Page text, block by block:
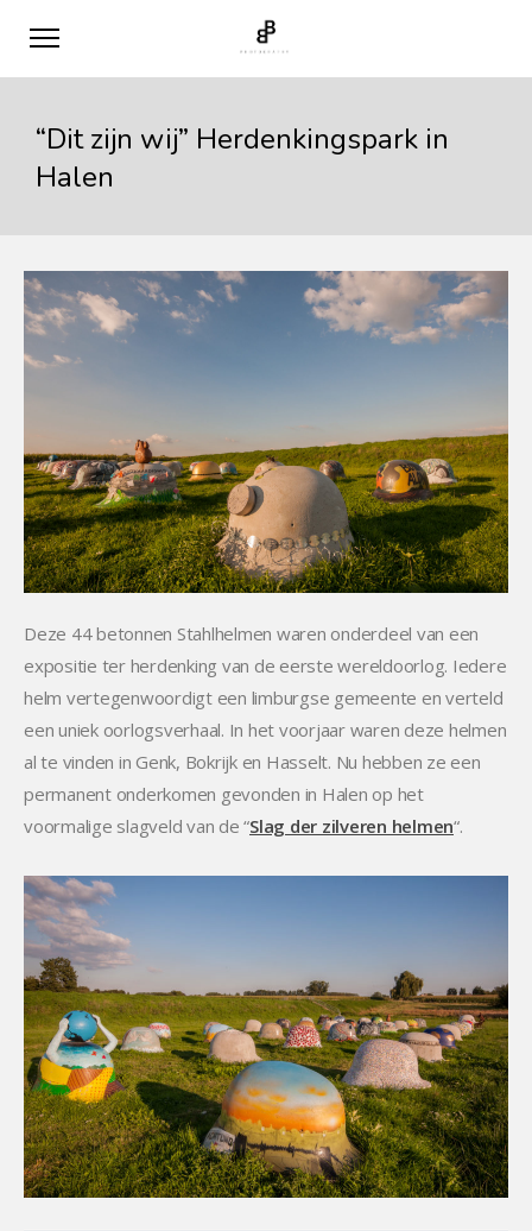
“Dit zijn wij” Herdenkingspark in
Halen
Deze 44 betonnen Stahlhelmen waren onderdeel van een
expositie ter herdenking van de eerste wereldoorlog. Iedere
helm vertegenwoordigt een limburgse gemeente en verteld
een uniek oorlogsverhaal. In het voorjaar waren deze helmen
al te vinden in Genk, Bokrijk en Hasselt. Nu hebben ze een
permanent onderkomen gevonden in Halen op het
voormalige slagveld van de “Slag der zilveren helmen“.